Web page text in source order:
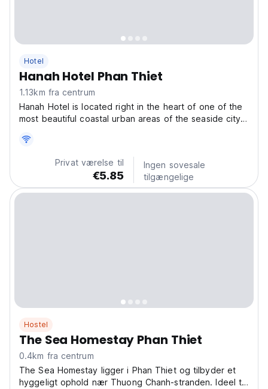
Hotel
Hanah Hotel Phan Thiet
1.13km fra centrum
Hanah Hotel is located right in the heart of one of the
most beautiful coastal urban areas of the seaside city
Duong Beach, making it very convenient for guests to
enjoy the sea. With blue seas – white...
Privat værelse til
€5.85
Ingen sovesale
tilgængelige
Hostel
The Sea Homestay Phan Thiet
0.4km fra centrum
The Sea Homestay ligger i Phan Thiet og tilbyder et
hyggeligt ophold nær Thuong Chanh-stranden. Ideel til